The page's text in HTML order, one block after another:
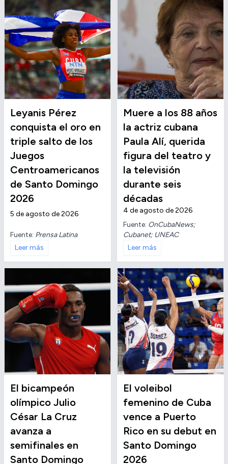
Leyanis Pérez
conquista el oro en
triple salto de los
Juegos
Centroamericanos
de Santo Domingo
2026
5 de agosto de 2026
Fuente: Prensa Latina
Leer más
Muere a los 88 años
la actriz cubana
Paula Alí, querida
figura del teatro y
la televisión
durante seis
décadas
4 de agosto de 2026
Fuente: OnCubaNews;
Cubanet; UNEAC
Leer más
El bicampeón
olímpico Julio
César La Cruz
avanza a
semifinales en
Santo Domingo
El voleibol
femenino de Cuba
vence a Puerto
Rico en su debut en
Santo Domingo
2026